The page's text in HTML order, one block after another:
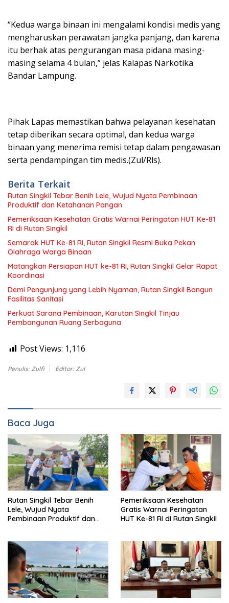
“Kedua warga binaan ini mengalami kondisi medis yang
mengharuskan perawatan jangka panjang, dan karena
itu berhak atas pengurangan masa pidana masing-
masing selama 4 bulan,” jelas Kalapas Narkotika
Bandar Lampung.
Pihak Lapas memastikan bahwa pelayanan kesehatan
tetap diberikan secara optimal, dan kedua warga
binaan yang menerima remisi tetap dalam pengawasan
serta pendampingan tim medis.(Zul/Rls).
Berita Terkait
Rutan Singkil Tebar Benih Lele, Wujud Nyata Pembinaan
Produktif dan Ketahanan Pangan
Pemeriksaan Kesehatan Gratis Warnai Peringatan HUT Ke-81
RI di Rutan Singkil
Semarak HUT Ke-81 RI, Rutan Singkil Resmi Buka Pekan
Olahraga Warga Binaan
Matangkan Persiapan HUT ke-81 RI, Rutan Singkil Gelar Rapat
Koordinasi
Demi Pengunjung yang Lebih Nyaman, Rutan Singkil Bangun
Fasilitas Sanitasi
Perkuat Sarana Pembinaan, Karutan Singkil Tinjau
Pembangunan Ruang Serbaguna
Post Views: 1,116
Penulis: Zulfi Editor: Zul
Baca Juga
Rutan Singkil Tebar Benih
Lele, Wujud Nyata
Pembinaan Produktif dan
Pemeriksaan Kesehatan
Gratis Warnai Peringatan
HUT Ke-81 RI di Rutan Singkil